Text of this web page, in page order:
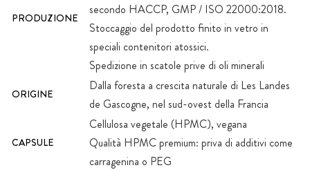
PRODUZIONE
secondo HACCP, GMP / ISO 22000:2018.
Stoccaggio del prodotto finito in vetro in
speciali contenitori atossici.
Spedizione in scatole prive di oli minerali
ORIGINE
Dalla foresta a crescita naturale di Les Landes
de Gascogne, nel sud-ovest della Francia
CAPSULE
Cellulosa vegetale (HPMC), vegana
Qualità HPMC premium: priva di additivi come
carragenina o PEG